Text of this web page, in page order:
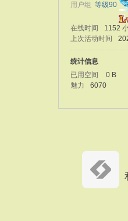
用户组 等级90
在线时间 1152
上次活动时间
统计信息
已用空间
0 B
魅力
6070